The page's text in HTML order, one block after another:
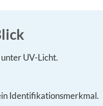
UV-Licht.
Identifikationsmerkmal.